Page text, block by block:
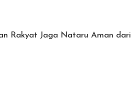
Rakyat Jaga Nataru Aman dari